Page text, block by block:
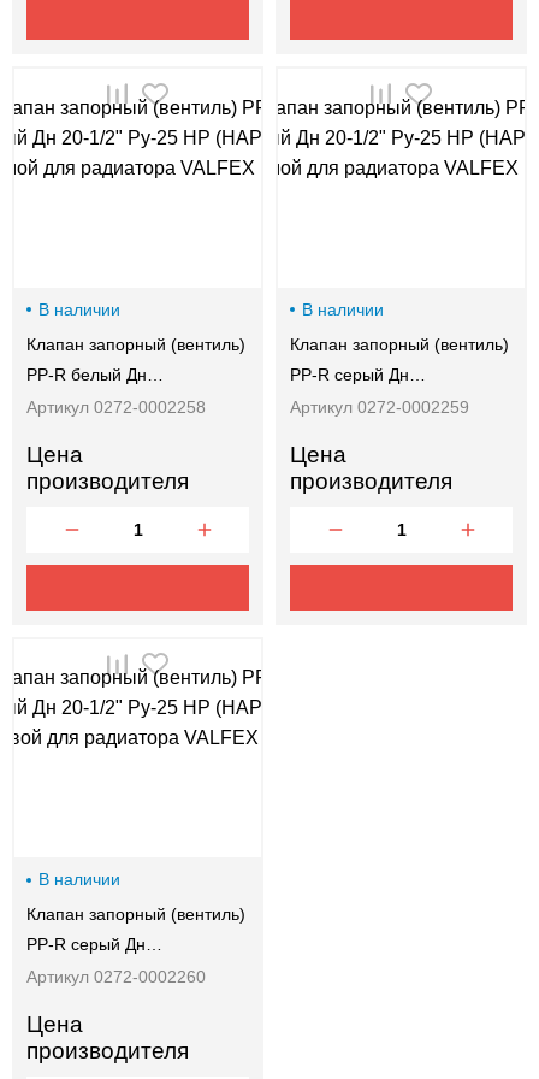
В наличии
Клапан запорный (вентиль)
PP-R белый Дн…
Артикул 0272-0002258
Цена
производителя
В наличии
Клапан запорный (вентиль)
PP-R серый Дн…
Артикул 0272-0002259
Цена
производителя
В наличии
Клапан запорный (вентиль)
PP-R серый Дн…
Артикул 0272-0002260
Цена
производителя